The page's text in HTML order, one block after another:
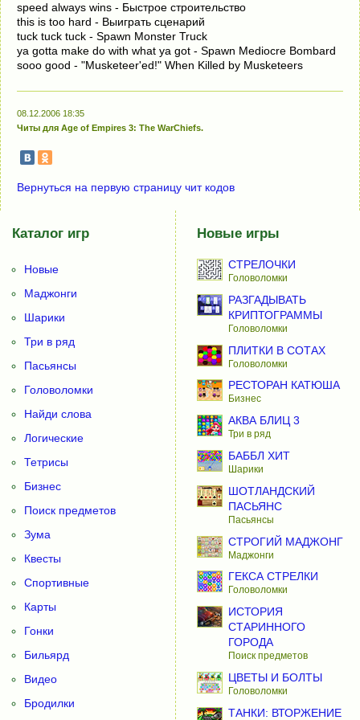
speed always wins - Быстрое строительство
this is too hard - Выиграть сценарий
tuck tuck tuck - Spawn Monster Truck
ya gotta make do with what ya got - Spawn Mediocre Bombard
sooo good - "Musketeer'ed!" When Killed by Musketeers
08.12.2006 18:35
Читы для Age of Empires 3: The WarChiefs.
Вернуться на первую страницу чит кодов
Каталог игр
Новые
Маджонги
Шарики
Три в ряд
Пасьянсы
Головоломки
Найди слова
Логические
Тетрисы
Бизнес
Поиск предметов
Зума
Квесты
Спортивные
Карты
Гонки
Бильярд
Видео
Бродилки
Новые игры
СТРЕЛОЧКИ
Головоломки
РАЗГАДЫВАТЬ
КРИПТОГРАММЫ
Головоломки
ПЛИТКИ В СОТАХ
Головоломки
РЕСТОРАН КАТЮША
Бизнес
АКВА БЛИЦ 3
Три в ряд
БАББЛ ХИТ
Шарики
ШОТЛАНДСКИЙ
ПАСЬЯНС
Пасьянсы
СТРОГИЙ МАДЖОНГ
Маджонги
ГЕКСА СТРЕЛКИ
Головоломки
ИСТОРИЯ
СТАРИННОГО
ГОРОДА
Поиск предметов
ЦВЕТЫ И БОЛТЫ
Головоломки
ТАНКИ: ВТОРЖЕНИЕ